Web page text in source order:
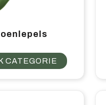
CATEGORIE